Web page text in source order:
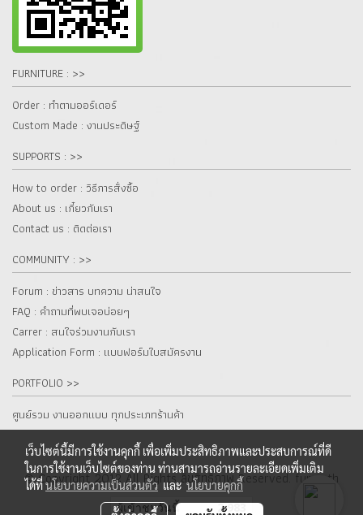
FURNITURE : >>
Order : ทำตามออร์เดอร์
Custom Made : งานประดิษฐ์
SUPPORTS : >>
How to order : วิธีการสั่งซื้อ
About us : เกี๋ยวกับเรา
Contact us : ติดต่อเรา
COMMUNITY : >>
Forum : ข่าวสาร บทความ น่าสนใจ
FAQ : คำถามที่พบเจอบ่อยๆ
Carrer : สนใจร่วมงานกับเรา
Application Form : แบบฟอร์มใบสมัครงาน
PORTFOLIO >>
ศูนย์รวม งานออกแบบ ทุกประเภทร้านค้า
© Copyright 2012 All Rights ลิขสิทธิ์ภาพ Reserved. fur.co.th
ผู้เข้าชมวันนี้ 2,983
เว็บไซต์นี้มีการใช้งานคุกกี้ เพื่อเพิ่มประสิทธิภาพและประสบการณ์ที่ดี
ในการใช้งานเว็บไซต์ของท่าน ท่านสามารถอ่านรายละเอียดเพิ่มเติม
ได้ที่นโยบายความเป็นส่วนตัวและนโยบายคุกกี้